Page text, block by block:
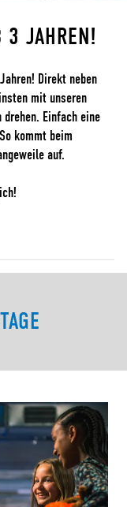
3 JAHREN!
Direkt neben
mit unseren
Einfach eine
kommt beim
auf.